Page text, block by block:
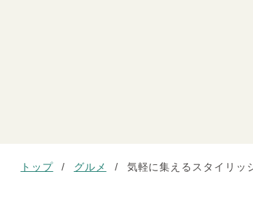
トップ / グルメ / 気軽に集えるスタイリッ